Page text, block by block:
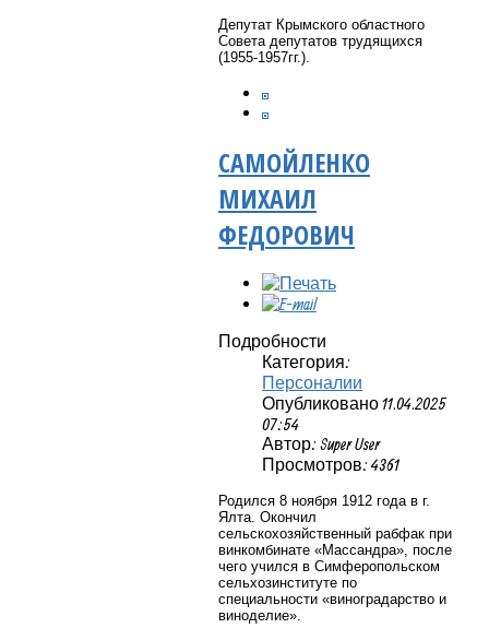
Депутат Крымского областного
Совета депутатов трудящихся
(1955-1957гг.).
САМОЙЛЕНКО
МИХАИЛ
ФЕДОРОВИЧ
Подробности
Категория:
Персоналии
Опубликовано 11.04.2025
07:54
Автор: Super User
Просмотров: 4361
Родился 8 ноября 1912 года в г.
Ялта. Окончил
сельскохозяйственный рабфак при
винкомбинате «Массандра», после
чего учился в Симферопольском
сельхозинституте по
специальности «виноградарство и
виноделие».